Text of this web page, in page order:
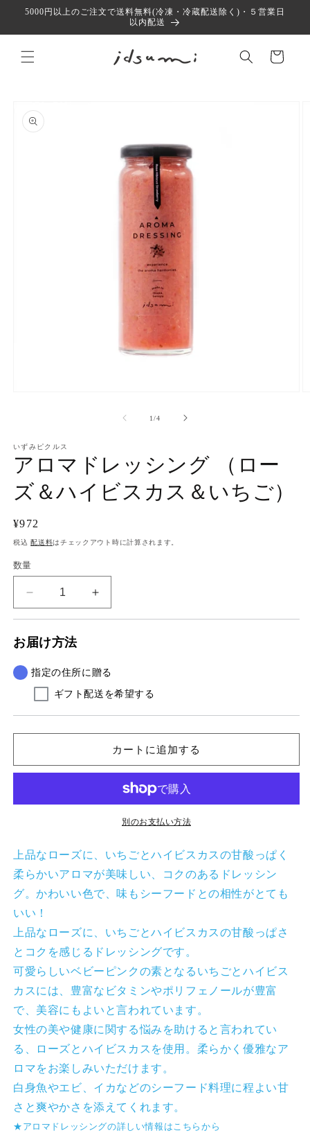
ンツに
5000円以上のご注文で送料無料(冷凍・冷蔵配送除く)・５営業日
以内配送
ー
報にス
キップ
で
メ
デ
ィ
ア
を
く
1/の
4
いずみピクルス
アロマドレッシング （ロー
ズ＆ハイビスカス＆いちご）
通
常
格
¥972
税込配送料はチェックアウト時に計算されます。
数量
ロ
マ
ド
レ
シ
ン
グ
ー
ビ
カ
ス
＆
い
ち
ご）
数
量
を
減
ら
す
ア
ロ
レ
シ
ン
グ
（ロ
ー
ビ
カ
ス
い
ち
ご）
数
量
を
増
や
す
お届け方法
指定の住所に贈る
ギフト配送を希望する
カートに追加する
別のお支払い方法
上品なローズに、いちごとハイビスカスの甘酸っぱく
柔らかいアロマが美味しい、コクのあるドレッシン
グ。かわいい色で、味もシーフードとの相性がとても
いい！
上品なローズに、いちごとハイビスカスの甘酸っぱさ
とコクを感じるドレッシングです。
可愛らしいベビーピンクの素となるいちごとハイビス
カスには、豊富なビタミンやポリフェノールが豊富
で、美容にもよいと言われています。
女性の美や健康に関する悩みを助けると言われてい
る、ローズとハイビスカスを使用。柔らかく優雅なア
ロマをお楽しみいただけます。
白身魚やエビ、イカなどのシーフード料理に程よい甘
さと爽やかさを添えてくれます。
★アロマドレッシングの詳しい情報はこちらから